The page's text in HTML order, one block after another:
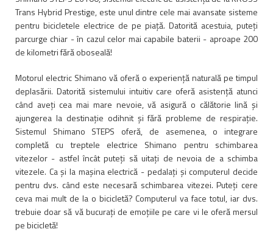
Trans Hybrid Prestige, este unul dintre cele mai avansate sisteme
pentru bicicletele electrice de pe piață. Datorită acestuia, puteți
parcurge chiar - în cazul celor mai capabile baterii - aproape 200
de kilometri fără oboseală!
Motorul electric Shimano vă oferă o experiență naturală pe timpul
deplasării. Datorită sistemului intuitiv care oferă asistență atunci
când aveți cea mai mare nevoie, vă asigură o călătorie lină și
ajungerea la destinație odihnit și fără probleme de respirație.
Sistemul Shimano STEPS oferă, de asemenea, o integrare
completă cu treptele electrice Shimano pentru schimbarea
vitezelor - astfel încât puteți să uitați de nevoia de a schimba
vitezele. Ca și la mașina electrică - pedalați și computerul decide
pentru dvs. când este necesară schimbarea vitezei. Puteți cere
ceva mai mult de la o bicicletă? Computerul va face totul, iar dvs.
trebuie doar să vă bucurați de emoțiile pe care vi le oferă mersul
pe bicicletă!